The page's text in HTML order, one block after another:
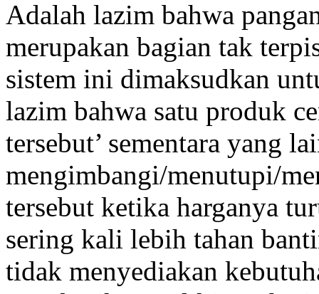
Adalah lazim bahwa
merupakan bagian tak
sistem ini dimaksudkan
lazim bahwa satu produk
tersebut’ sementara yang
mengimbangi/menutupi/
tersebut ketika harganya
sering kali lebih tahan
tidak menyediakan